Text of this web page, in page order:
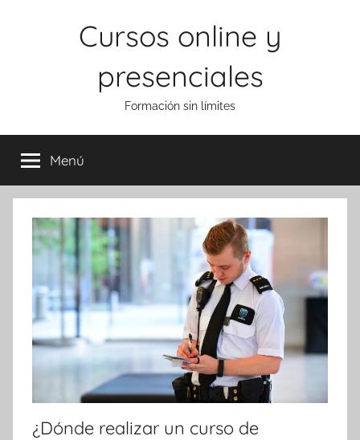
Cursos online y
presenciales
Formación sin límites
Menú
¿Dónde realizar un curso de